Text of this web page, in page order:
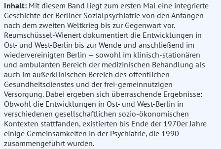
Inhalt: Mit diesem Band liegt zum ersten Mal eine integrierte
Geschichte der Berliner Sozialpsychiatrie von den Anfängen
nach dem zweiten Weltkrieg bis zur Gegenwart vor.
Reumschüssel-Wienert dokumentiert die Entwicklungen in
Ost- und West-Berlin bis zur Wende und anschließend im
wiedervereinigten Berlin — sowohl im klinisch-stationären
und ambulanten Bereich der medizinischen Behandlung als
auch im außerklinischen Bereich des öffentlichen
Gesundheitsdienstes und der frei-gemeinnützigen
Versorgung. Dabei ergeben sich überraschende Ergebnisse:
Obwohl die Entwicklungen in Ost- und West-Berlin in
verschiedenen gesellschaftlichen sozio-ökonomischen
Kontexten stattfanden, existierten bis Ende der 1970er Jahre
einige Gemeinsamkeiten in der Psychiatrie, die 1990
zusammengeführt wurden.